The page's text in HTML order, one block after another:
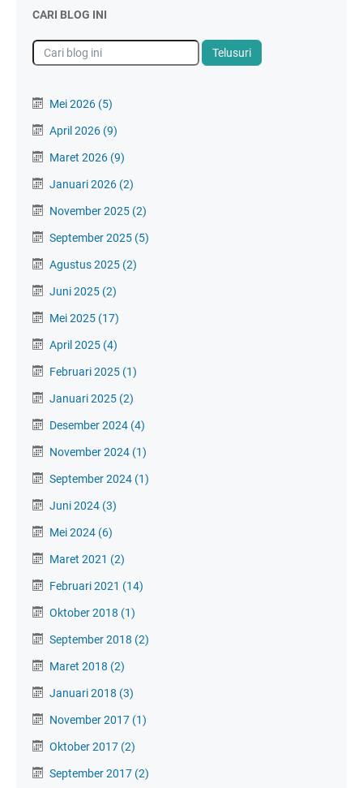
CARI BLOG INI
Mei 2026 (5)
April 2026 (9)
Maret 2026 (9)
Januari 2026 (2)
November 2025 (2)
September 2025 (5)
Agustus 2025 (2)
Juni 2025 (2)
Mei 2025 (17)
April 2025 (4)
Februari 2025 (1)
Januari 2025 (2)
Desember 2024 (4)
November 2024 (1)
September 2024 (1)
Juni 2024 (3)
Mei 2024 (6)
Maret 2021 (2)
Februari 2021 (14)
Oktober 2018 (1)
September 2018 (2)
Maret 2018 (2)
Januari 2018 (3)
November 2017 (1)
Oktober 2017 (2)
September 2017 (2)